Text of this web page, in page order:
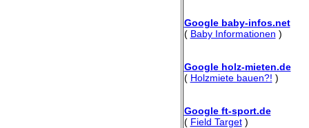
Google baby-infos.net
( Baby Informationen )
Google holz-mieten.de
( Holzmiete bauen?! )
Google ft-sport.de
( Field Target)